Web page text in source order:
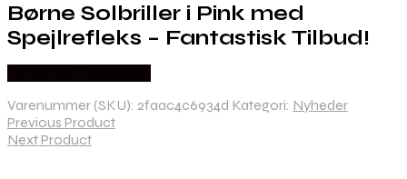
Børne Solbriller i Pink med
Spejlrefleks – Fantastisk Tilbud!
Varenummer (SKU): 2faac4c6934d Kategori: Nyheder
Previous Product
Next Product